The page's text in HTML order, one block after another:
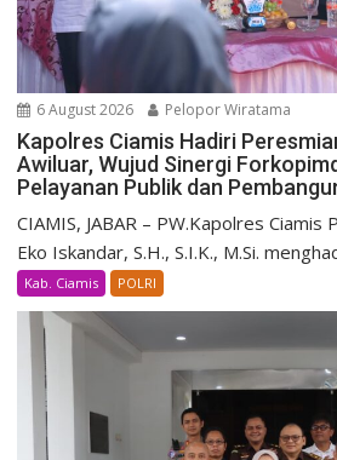
6 August 2026 Pelopor Wiratama
Kapolres Ciamis Hadiri
Awiluar, Wujud Sinergi
Pelayanan Publik dan
CIAMIS, JABAR – PW.Kapolres Ciamis
Eko Iskandar, S.H., S.I.K., M.Si.
Kab. Ciamis POLRI